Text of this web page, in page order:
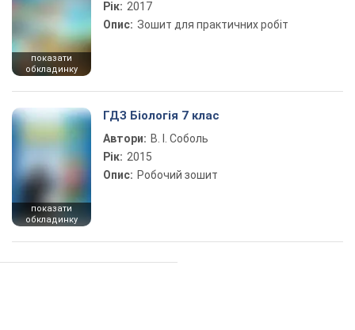
показати
обкладинку
Рік: 2017
Опис: Зошит для практичних робіт
показати
обкладинку
ГДЗ Біологія 7 клас
Автори: В. І. Соболь
Рік: 2015
Опис: Робочий зошит